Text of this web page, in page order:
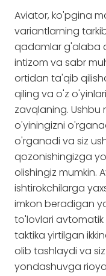
Aviator, ko'pgina
variantlarning
qadamlar g'alaba
intizom va sabr
ortidan ta'qib
qiling va o'z
zavqlaning.
o'yiningizni
o'rganadi va siz
qozonishingizga
olishingiz mumkin.
ishtirokchilarga
imkon beradigan
to'lovlari avtomatik
taktika yirtilgan
olib tashlaydi va
yondashuvga